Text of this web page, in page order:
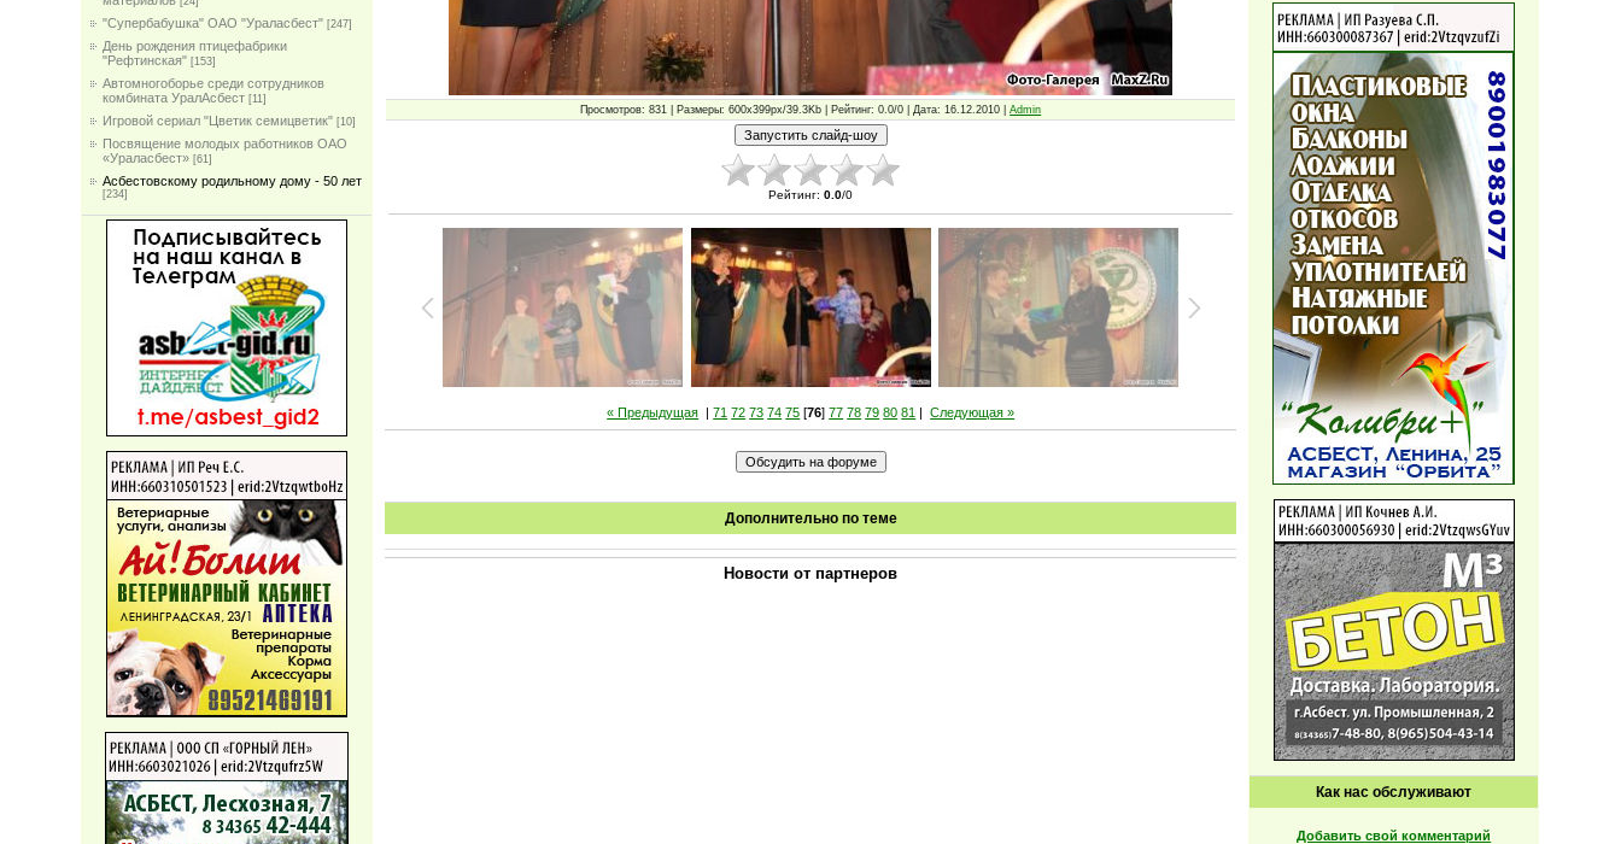
"Супербабушка" ОАО "Ураласбест" [247]
День рождения птицефабрики
"Рефтинская" [153]
Автомногоборье среди сотрудников
комбината УралАсбест [11]
Игровой сериал "Цветик семицветик" [10]
Посвящение молодых работников ОАО
«Ураласбест» [61]
Асбестовскому родильному дому - 50 лет
[234]
Просмотров: 831 | Размеры: 600x399px/39.3Kb | Рейтинг: 0.0/0 | Дата: 16.12.2010 |Admin
Рейтинг: 0.0/0
« Предыдущая |71 72 73 74 75 [76]77 78 79 80 81 |Следующая »
Дополнительно по теме
Новости от партнеров
Как нас обслуживают
Добавить свой комментарий